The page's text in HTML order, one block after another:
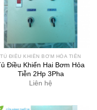
TỦ ĐIỀU KHIỂN BƠM HỎA TIỄN
Điều Khiển Hai Bơm Hỏa
Tiễn 2Hp 3Pha
Liên hệ